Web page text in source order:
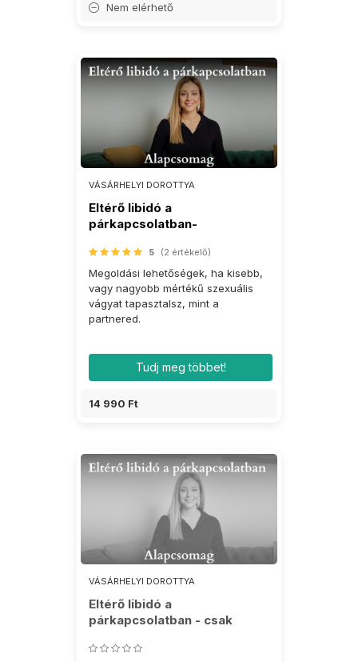
Nem elérhető
VÁSÁRHELYI DOROTTYA
Eltérő libidó a
párkapcsolatban-
5 (2 értékelő)
Megoldási lehetőségek, ha kisebb,
vagy nagyobb mértékű szexuális
vágyat tapasztalsz, mint a
partnered.
Tudj meg többet!
14 990 Ft
VÁSÁRHELYI DOROTTYA
Eltérő libidó a
párkapcsolatban - csak